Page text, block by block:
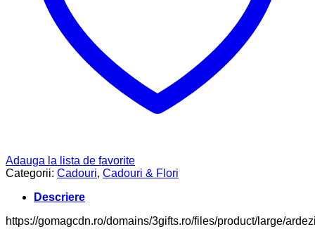
Adauga la lista de favorite
Categorii: Cadouri, Cadouri & Flori
Descriere
https://gomagcdn.ro/domains/3gifts.ro/files/product/large/